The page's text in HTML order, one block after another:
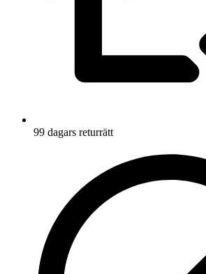
99 dagars returrätt